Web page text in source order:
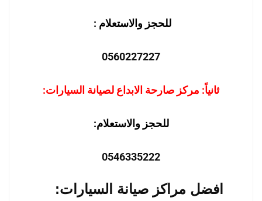
للحجز والاستعلام :
0560227227
ثانياً: مركز صارحة الابداع لصيانة السيارات:
للحجز والاستعلام:
0546335222
افضل مراكز صيانة السيارات: